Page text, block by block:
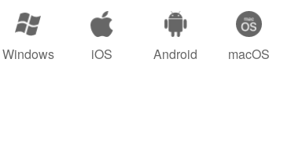
Windows iOS Android macOS